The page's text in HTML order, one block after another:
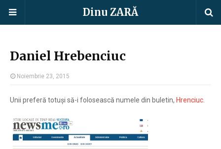
Dinu ZARĂ
Daniel Hrebenciuc
Noiembrie 23, 2015
Unii preferă totuși să-i folosească numele din buletin, Hrenciuc